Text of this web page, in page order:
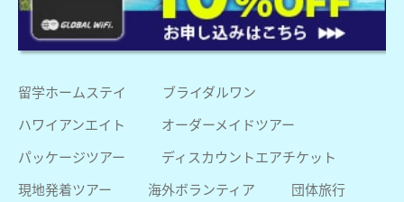
留学ホームステイ
ブライダルワン
ハワイアンエイト
オーダーメイドツアー
パッケージツアー
ディスカウントエアチケット
現地発着ツアー
海外ボランティア
団体旅行